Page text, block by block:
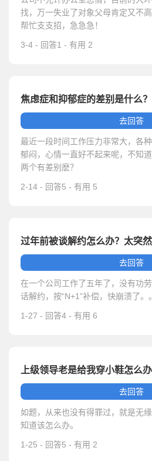
找，万一失业了对象父母肯定又不
帮忙支支招，急急急！
3-4 - 回答1 - 有用 2
焦虑症和抑郁症的差别是什么？
去回答
最近一段时间工作压力非常大，各
郁闷，心情一直好不起来呢，不知
两个有差别麽？
2-14 - 回答5 - 有用 5
过年前被谈解约怎么办？太突然
去回答
在一个公司工作了五年了，没有功
话解约，按“N+1”补偿，快崩溃了。。
1-27 - 回答4 - 有用 6
上级领导老是给我穿小鞋怎么办
去回答
如题，从来也没有得罪过，就是无
知道该怎么办。
1-25 - 回答5 - 有用 2